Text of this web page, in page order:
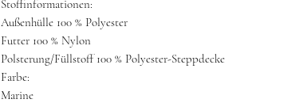
Stoffinformationen:
Außenhülle 100 % Polyester
Futter 100 % Nylon
Polsterung/Füllstoff 100 % Polyester-Steppdecke
Farbe:
Marine